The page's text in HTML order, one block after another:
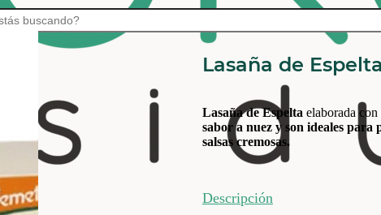
Lasaña de
Lasaña de Espelta elaborada
sabor a nuez y son ideales
salsas cremosas.
Descripción